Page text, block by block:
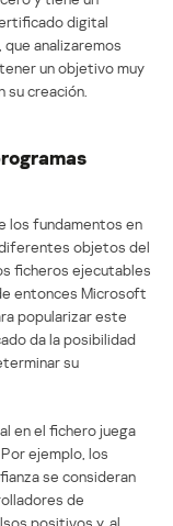
digital
analizaremos
un objetivo muy
su creación.
los fundamentos en
objetos del
ficheros ejecutables
entonces Microsoft
popularizar este
da la posibilidad
su
en el fichero juega
ejemplo, los
se consideran
de
positivos y, al